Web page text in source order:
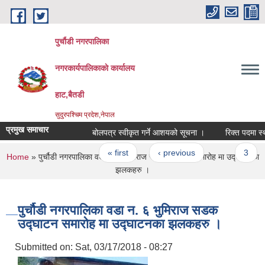
Skip to main content
पुर्चौडी नगरपालिका
नगरकार्यपालिकाकाे कार्यालय
हाट,बैतडी
सुदुरपश्चिम प्रदेश,नेपाल
प्रमुख समाचार बोलपत्र स्वीकृत गर्ने आशयको सूचना । रिक्त पदमा
Pages
« first ‹ previous … 3
You are here
Home» पुर्चौडी नगरपालिका वडा न. ६ भुमिराज सडक उद्घ‍ाटन समारोह मा उद्घ‍ाटनका
झलकहरु ।
पुर्चौडी नगरपालिका वडा न. ६ भुमिराज सडक
उद्घ‍ाटन समारोह मा उद्घ‍ाटनका झलकहरु ।
Submitted on: Sat, 03/17/2018 - 08:27